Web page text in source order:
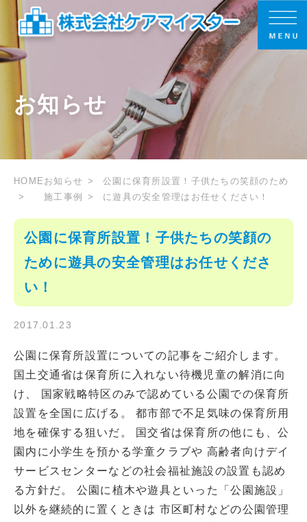
お知らせ
HOME お知らせ
施工事例
公園に保育所設置！子供たちの笑顔のため
に遊具の安全管理はお任せください！
公園に保育所設置！子供たちの笑顔の
ために遊具の安全管理はお任せくださ
い！
2017.01.23
公園に保育所設置についての記事をご紹介します。
国土交通省は保育所に入れない待機児童の解消に向
け、 国家戦略特区のみで認めている公園での保育所
設置を全国に広げる。 都市部で不足気味の保育所用
地を確保する狙いだ。 国交省は保育所の他にも、公
園内に小学生を預かる学童クラブや 高齢者向けデイ
サービスセンターなどの社会福祉施設の設置も認め
る方針だ。 公園に植木や遊具といった「公園施設」
以外を継続的に置くときは 市区町村などの公園管理